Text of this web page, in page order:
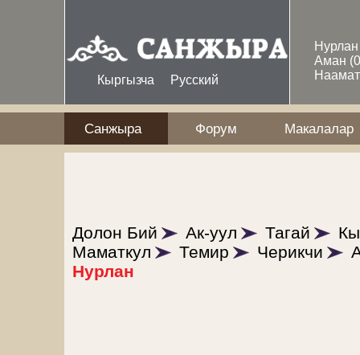
Кыргызча Русский
Аман
Санжыра Форум Макалалар
Долон Бий Ак-уул Тагай
Маматкул
Темир Черикчи
Нурлан